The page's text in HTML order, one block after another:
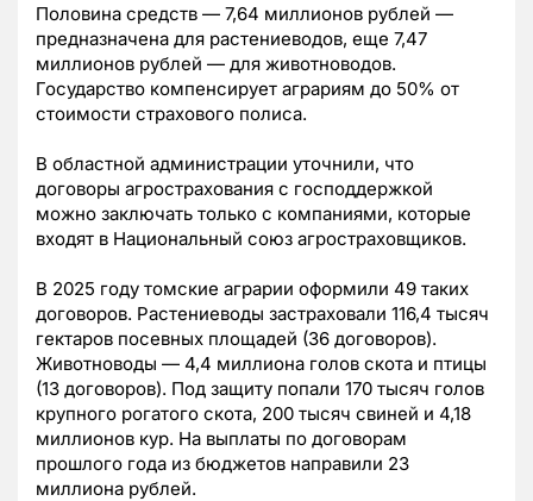
Половина средств — 7,64 миллионов рублей —
предназначена для растениеводов, еще 7,47
миллионов рублей — для животноводов.
Государство компенсирует аграриям до 50% от
стоимости страхового полиса.
В областной администрации уточнили, что
договоры агрострахования с господдержкой
можно заключать только с компаниями, которые
входят в Национальный союз агростраховщиков.
В 2025 году томские аграрии оформили 49 таких
договоров. Растениеводы застраховали 116,4 тысяч
гектаров посевных площадей (36 договоров).
Животноводы — 4,4 миллиона голов скота и птицы
(13 договоров). Под защиту попали 170 тысяч голов
крупного рогатого скота, 200 тысяч свиней и 4,18
миллионов кур. На выплаты по договорам
прошлого года из бюджетов направили 23
миллиона рублей.